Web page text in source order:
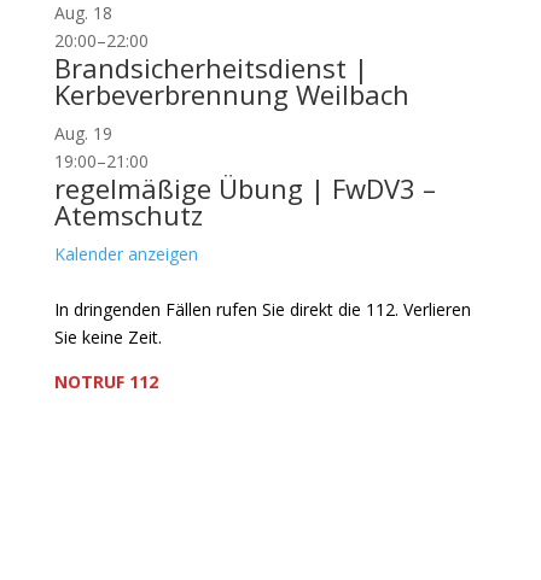
Aug. 18
20:00–22:00
Brandsicherheitsdienst |
Kerbeverbrennung Weilbach
Aug. 19
19:00–21:00
regelmäßige Übung | FwDV3 –
Atemschutz
Kalender anzeigen
In dringenden Fällen rufen Sie direkt die 112. Verlieren
Sie keine Zeit.
NOTRUF 112